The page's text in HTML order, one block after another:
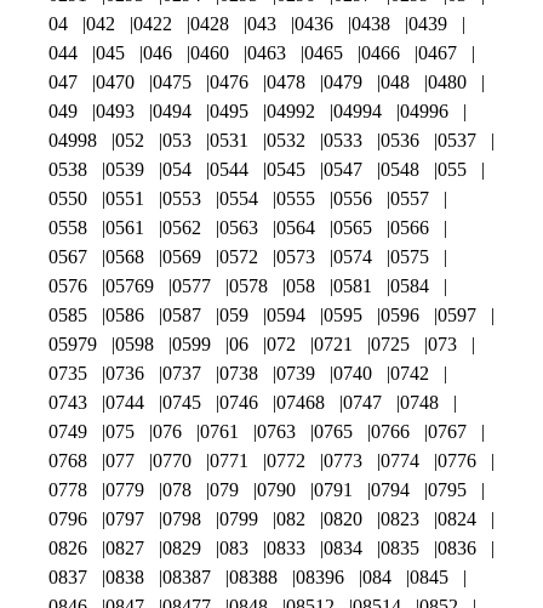
04
042 0422 0428 043 0436 0438
0439
044
045 046 0460 0463 0465 0466
0467
047
0470 0475 0476 0478 0479 048
0480
049
0493 0494 0495 04992 04994
04996
04998
052 053 0531 0532 0533 0536
0537
0538
0539 054 0544 0545 0547 0548
055
0550
0551 0553 0554 0555 0556
0557
0558
0561 0562 0563 0564 0565
0566
0567
0568 0569 0572 0573 0574
0575
0576
05769 0577 0578 058 0581
0584
0585
0586 0587 059 0594 0595 0596
0597
05979
0598 0599 06 072 0721 0725
073
0735
0736 0737 0738 0739 0740
0742
0743
0744 0745 0746 07468 0747
0748
0749
075 076 0761 0763 0765 0766
0767
0768
077 0770 0771 0772 0773 0774
0776
0778
0779 078 079 0790 0791 0794
0795
0796
0797 0798 0799 082 0820 0823
0824
0826
0827 0829 083 0833 0834 0835
0836
0837
0838 08387 08388 08396 084
0845